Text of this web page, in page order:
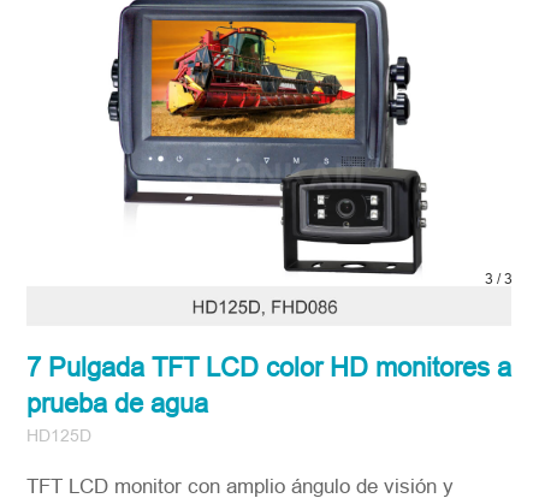
3 /3
7 Pulgada TFT LCD color HD monitores a
prueba de agua
HD125D
TFT LCD monitor con amplio ángulo de visión y